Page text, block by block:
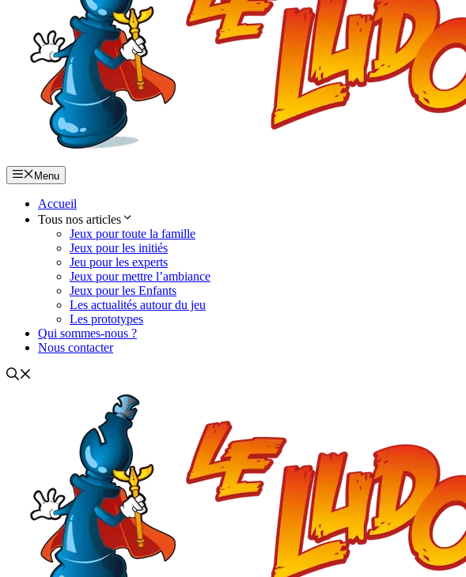
Menu
Accueil
Tous nos articles
Jeux pour toute la famille
Jeux pour les initiés
Jeu pour les experts
Jeux pour mettre l’ambiance
Jeux pour les Enfants
Les actualités autour du jeu
Les prototypes
Qui sommes-nous ?
Nous contacter